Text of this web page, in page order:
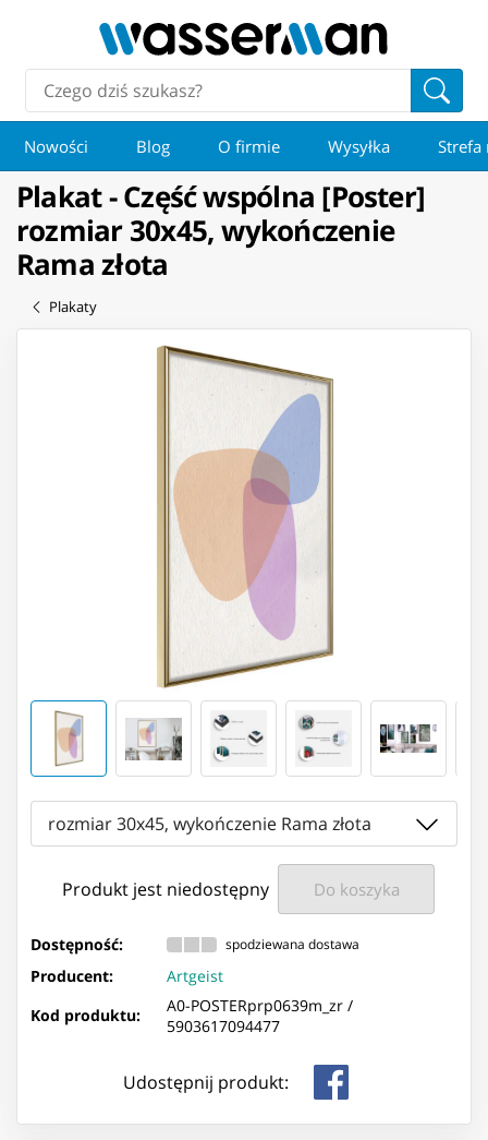
Nowości Blog O firmie Wysyłka Strefa
Plakat - Część wspólna [Poster]
rozmiar 30x45, wykończenie
Rama złota
Plakaty
rozmiar 30x45, wykończenie Rama złota
Produkt jest niedostępny Do koszyka
Dostępność: spodziewana dostawa
Producent:
Artgeist
Kod produktu:
A0-POSTERprp0639m_zr /
5903617094477
Udostępnij produkt: